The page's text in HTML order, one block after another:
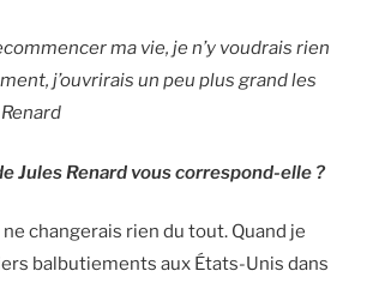
ma vie, je n’y voudrais rien
j’ouvrirais un peu plus grand les
Jules Renard vous correspond-elle ?
ne changerais rien du tout. Quand je
balbutiements aux États-Unis dans